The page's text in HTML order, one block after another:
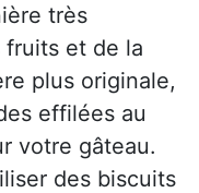
très
fruits et de la
plus originale,
effilées au
votre gâteau.
des biscuits